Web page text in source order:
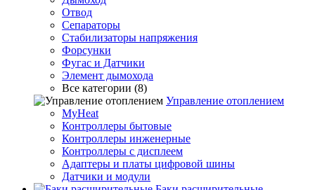
Отвод
Сепараторы
Стабилизаторы напряжения
Форсунки
Фугас и Датчики
Элемент дымохода
Все категории (8)
Управление отоплением
MyHeat
Контроллеры бытовые
Контроллеры инженерные
Контроллеры с дисплеем
Адаптеры и платы цифровой шины
Датчики и модули